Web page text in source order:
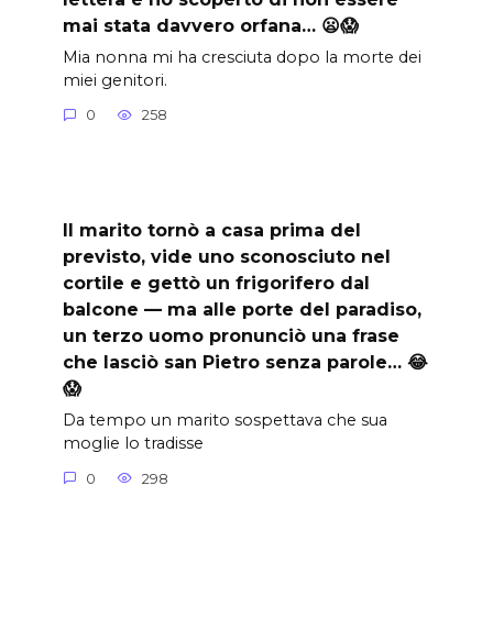
mai stata davvero orfana… 😦😱
Mia nonna mi ha cresciuta dopo la morte dei
miei genitori.
0 258
Il marito tornò a casa prima del
previsto, vide uno sconosciuto nel
cortile e gettò un frigorifero dal
balcone — ma alle porte del paradiso,
un terzo uomo pronunciò una frase
che lasciò san Pietro senza parole… 😂
😱
Da tempo un marito sospettava che sua
moglie lo tradisse
0 298